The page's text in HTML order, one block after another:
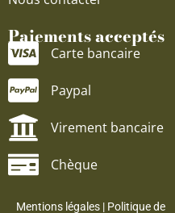
Paiements acceptés
Carte bancaire
Paypal
Virement bancaire
Chèque
Mentions légales| Politique de